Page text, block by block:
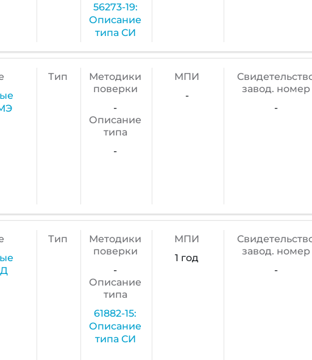
56273-19:
Описание
типа СИ
Тип
Методики
поверки
-
Описание
типа
-
МПИ
-
завод. номер
-
Тип
Методики
поверки
-
Описание
типа
61882-15:
Описание
типа СИ
МПИ
1 год
завод. номер
-